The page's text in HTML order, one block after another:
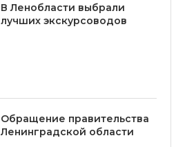
В Ленобласти выбрали
лучших экскурсоводов
Обращение правительства
Ленинградской области